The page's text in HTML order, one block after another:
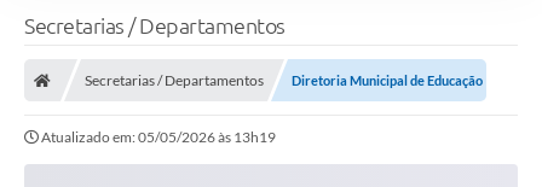
Secretarias / Departamentos
Secretarias / Departamentos Diretoria Municipal de Educação
Atualizado em: 05/05/2026 às 13h19